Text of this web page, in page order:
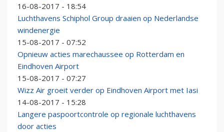
16-08-2017 - 18:54
Luchthavens Schiphol Group draaien op Nederlandse
windenergie
15-08-2017 - 07:52
Opnieuw acties marechaussee op Rotterdam en
Eindhoven Airport
15-08-2017 - 07:27
Wizz Air groeit verder op Eindhoven Airport met Iasi
14-08-2017 - 15:28
Langere paspoortcontrole op regionale luchthavens
door acties